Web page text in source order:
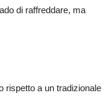
di raffreddare, ma
rispetto a un tradizionale